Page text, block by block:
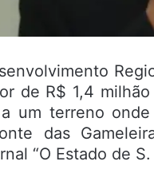
de R$ 1,4 milhão
um terreno
das
“O Estado de S.